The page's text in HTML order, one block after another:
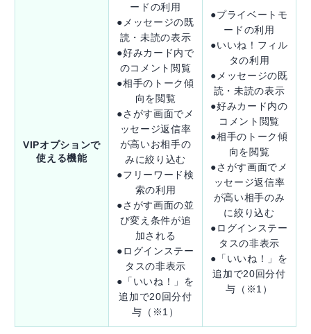
VIPオプションで
使える機能
ードの利用
●メッセージの既
読・未読の表示
●好みカード内で
のコメント閲覧
●相手のトーク傾
向を閲覧
●さがす画面でメ
ッセージ返信率
が高いお相手の
みに絞り込む
●フリーワード検
索の利用
●さがす画面の並
び変え条件が追
加される
●ログインステー
タスの非表示
●「いいね！」を
追加で20回分付
与（※1）
●プライベートモ
ードの利用
●いいね！フィル
タの利用
●メッセージの既
読・未読の表示
●好みカード内の
コメント閲覧
●相手のトーク傾
向を閲覧
●さがす画面でメ
ッセージ返信率
が高い相手のみ
に絞り込む
●ログインステー
タスの非表示
●「いいね！」を
追加で20回分付
与（※1）